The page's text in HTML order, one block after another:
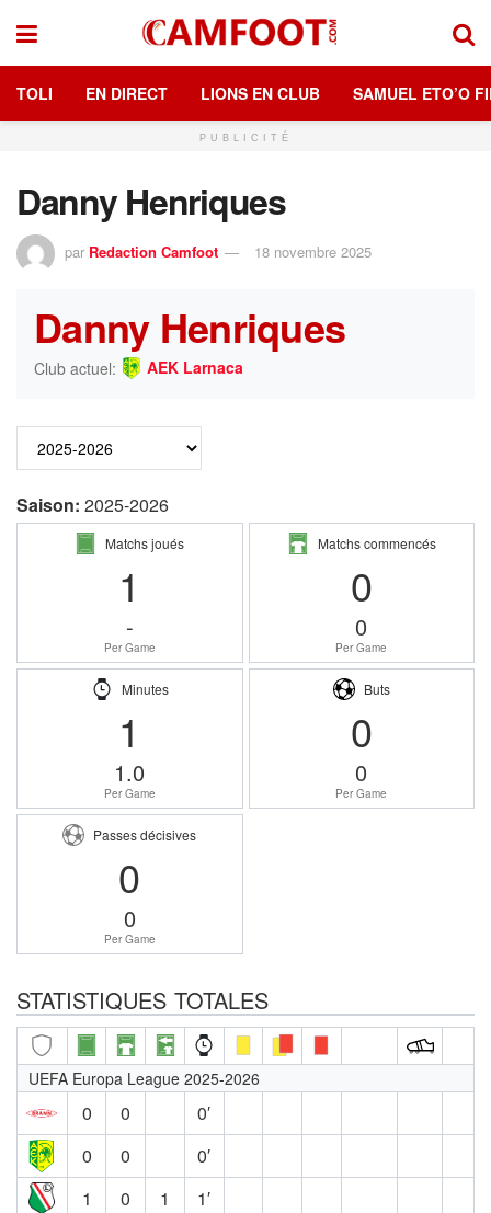
TOLI EN DIRECT LIONS EN CLUB SAMUEL ETO’O
PUBLICITÉ
Danny Henriques
par Redaction Camfoot 18 novembre 2025
Danny Henriques
Club actuel: AEK Larnaca
Saison: 2025-2026
Matchs joués
1
-
Per Game
Matchs commencés
0
0
Per Game
Minutes
1
1.0
Per Game
Buts
0
0
Per Game
Passes décisives
0
0
Per Game
STATISTIQUES TOTALES
UEFA Europa League 2025-2026
0 0
0′
0
0
0′
1
0 1
1′